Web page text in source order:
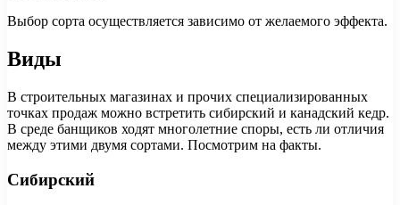
Выбор сорта осуществляется зависимо от желаемого эффекта.
Виды
В строительных магазинах и прочих специализированных
точках продаж можно встретить сибирский и канадский кедр.
В среде банщиков ходят многолетние споры, есть ли отличия
между этими двумя сортами. Посмотрим на факты.
Сибирский